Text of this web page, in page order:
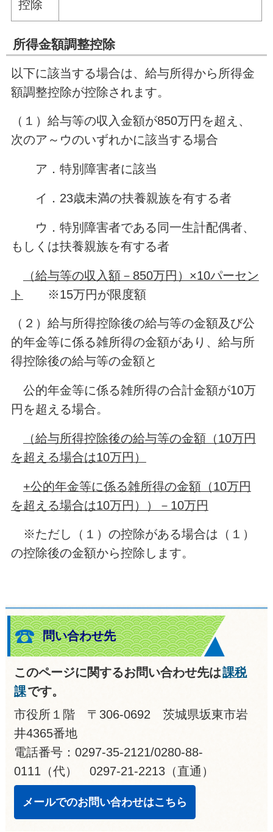
控除
所得金額調整控除
以下に該当する場合は、給与所得から所得金
額調整控除が控除されます。
（１）給与等の収入金額が850万円を超え、
次のア～ウのいずれかに該当する場合
ア．特別障害者に該当
イ．23歳未満の扶養親族を有する者
ウ．特別障害者である同一生計配偶者、
もしくは扶養親族を有する者
（給与等の収入額－850万円）×10パーセン
ト
※15万円が限度額
（２）給与所得控除後の給与等の金額及び公
的年金等に係る雑所得の金額があり、給与所
得控除後の給与等の金額と
公的年金等に係る雑所得の合計金額が10万
円を超える場合。
（給与所得控除後の給与等の金額（10万円
を超える場合は10万円）
+公的年金等に係る雑所得の金額（10万円
を超える場合は10万円））－10万円
※ただし（１）の控除がある場合は（１）
の控除後の金額から控除します。
問い合わせ先
このページに関するお問い合わせ先は課税
課です。
市役所１階 〒306-0692 茨城県坂東市岩
井4365番地
電話番号：0297-35-2121/0280-88-
0111（代） 0297-21-2213（直通）
メールでのお問い合わせはこちら